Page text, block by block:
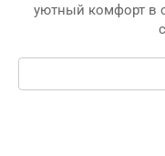
уютный комфорт в
Поиск: